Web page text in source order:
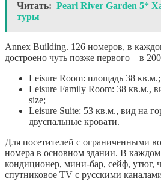
Читать: Pearl River Garden 5*
туры
Annex Building. 126 номеров, в
достроено чуть позже первого – в
Leisure Room: площадь 38 кв.м.;
Leisure Family Room: 38 кв.м.,
size;
Leisure Suite: 53 кв.м., вид на
двуспальные кровати.
Для посетителей с ограниченными
номера в основном здании. В каждом
кондиционер, мини-бар, сейф, утюг,
спутниковое TV с русскими